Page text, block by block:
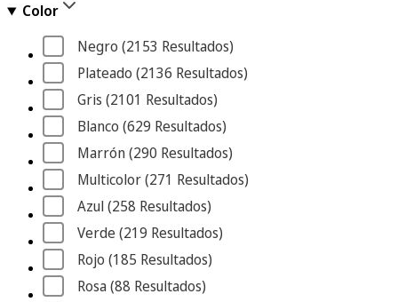
Color
Negro (2153 Resultados)
Plateado (2136 Resultados)
Gris (2101 Resultados)
Blanco (629 Resultados)
Marrón (290 Resultados)
Multicolor (271 Resultados)
Azul (258 Resultados)
Verde (219 Resultados)
Rojo (185 Resultados)
Rosa (88 Resultados)